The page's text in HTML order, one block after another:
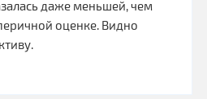
даже меньшей, чем
оценке. Видно